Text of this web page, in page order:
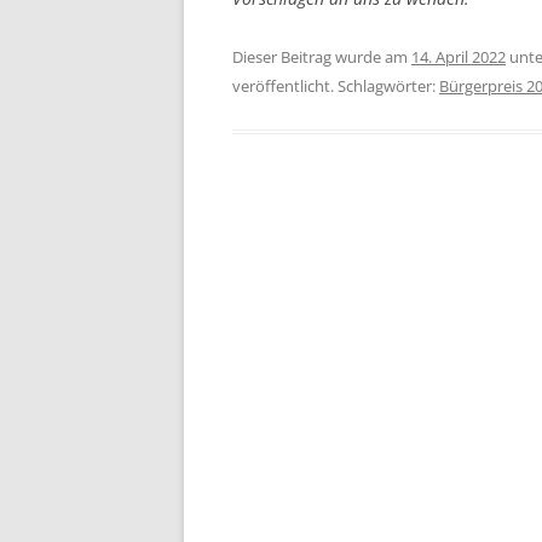
Dieser Beitrag wurde am 14. April 2022
veröffentlicht. Schlagwörter: Bürgerpreis